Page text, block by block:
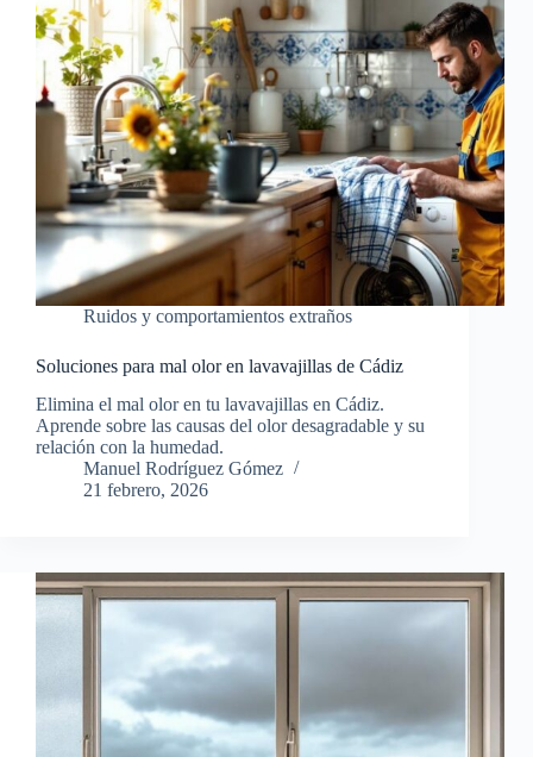
Ruidos y comportamientos extraños
Soluciones para mal olor en lavavajillas de Cádiz
Elimina el mal olor en tu lavavajillas en Cádiz.
Aprende sobre las causas del olor desagradable y su
relación con la humedad.
Manuel Rodríguez Gómez
21 febrero, 2026